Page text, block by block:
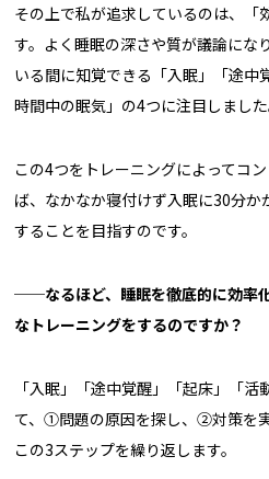
その上で私が追求しているのは、「
す。よく睡眠の深さや質が議論にな
いる間に知覚できる「入眠」「途中
時間中の眠気」の4つに注目しました
この4つをトレーニングによってコ
ば、なかなか寝付けず入眠に30分か
することを目指すのです。
──なるほど、睡眠を徹底的に効率
なトレーニングをするのですか？
「入眠」「途中覚醒」「起床」「
て、①問題の原因を探し、②対策を
この3ステップを繰り返します。